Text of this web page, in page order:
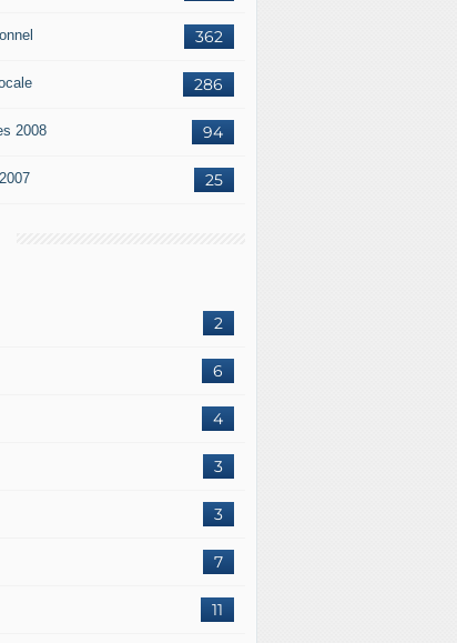
362
286
94
2008
25
2
6
4
3
3
7
11